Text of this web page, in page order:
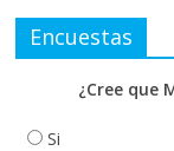
Encuestas
¿Cree que
Si